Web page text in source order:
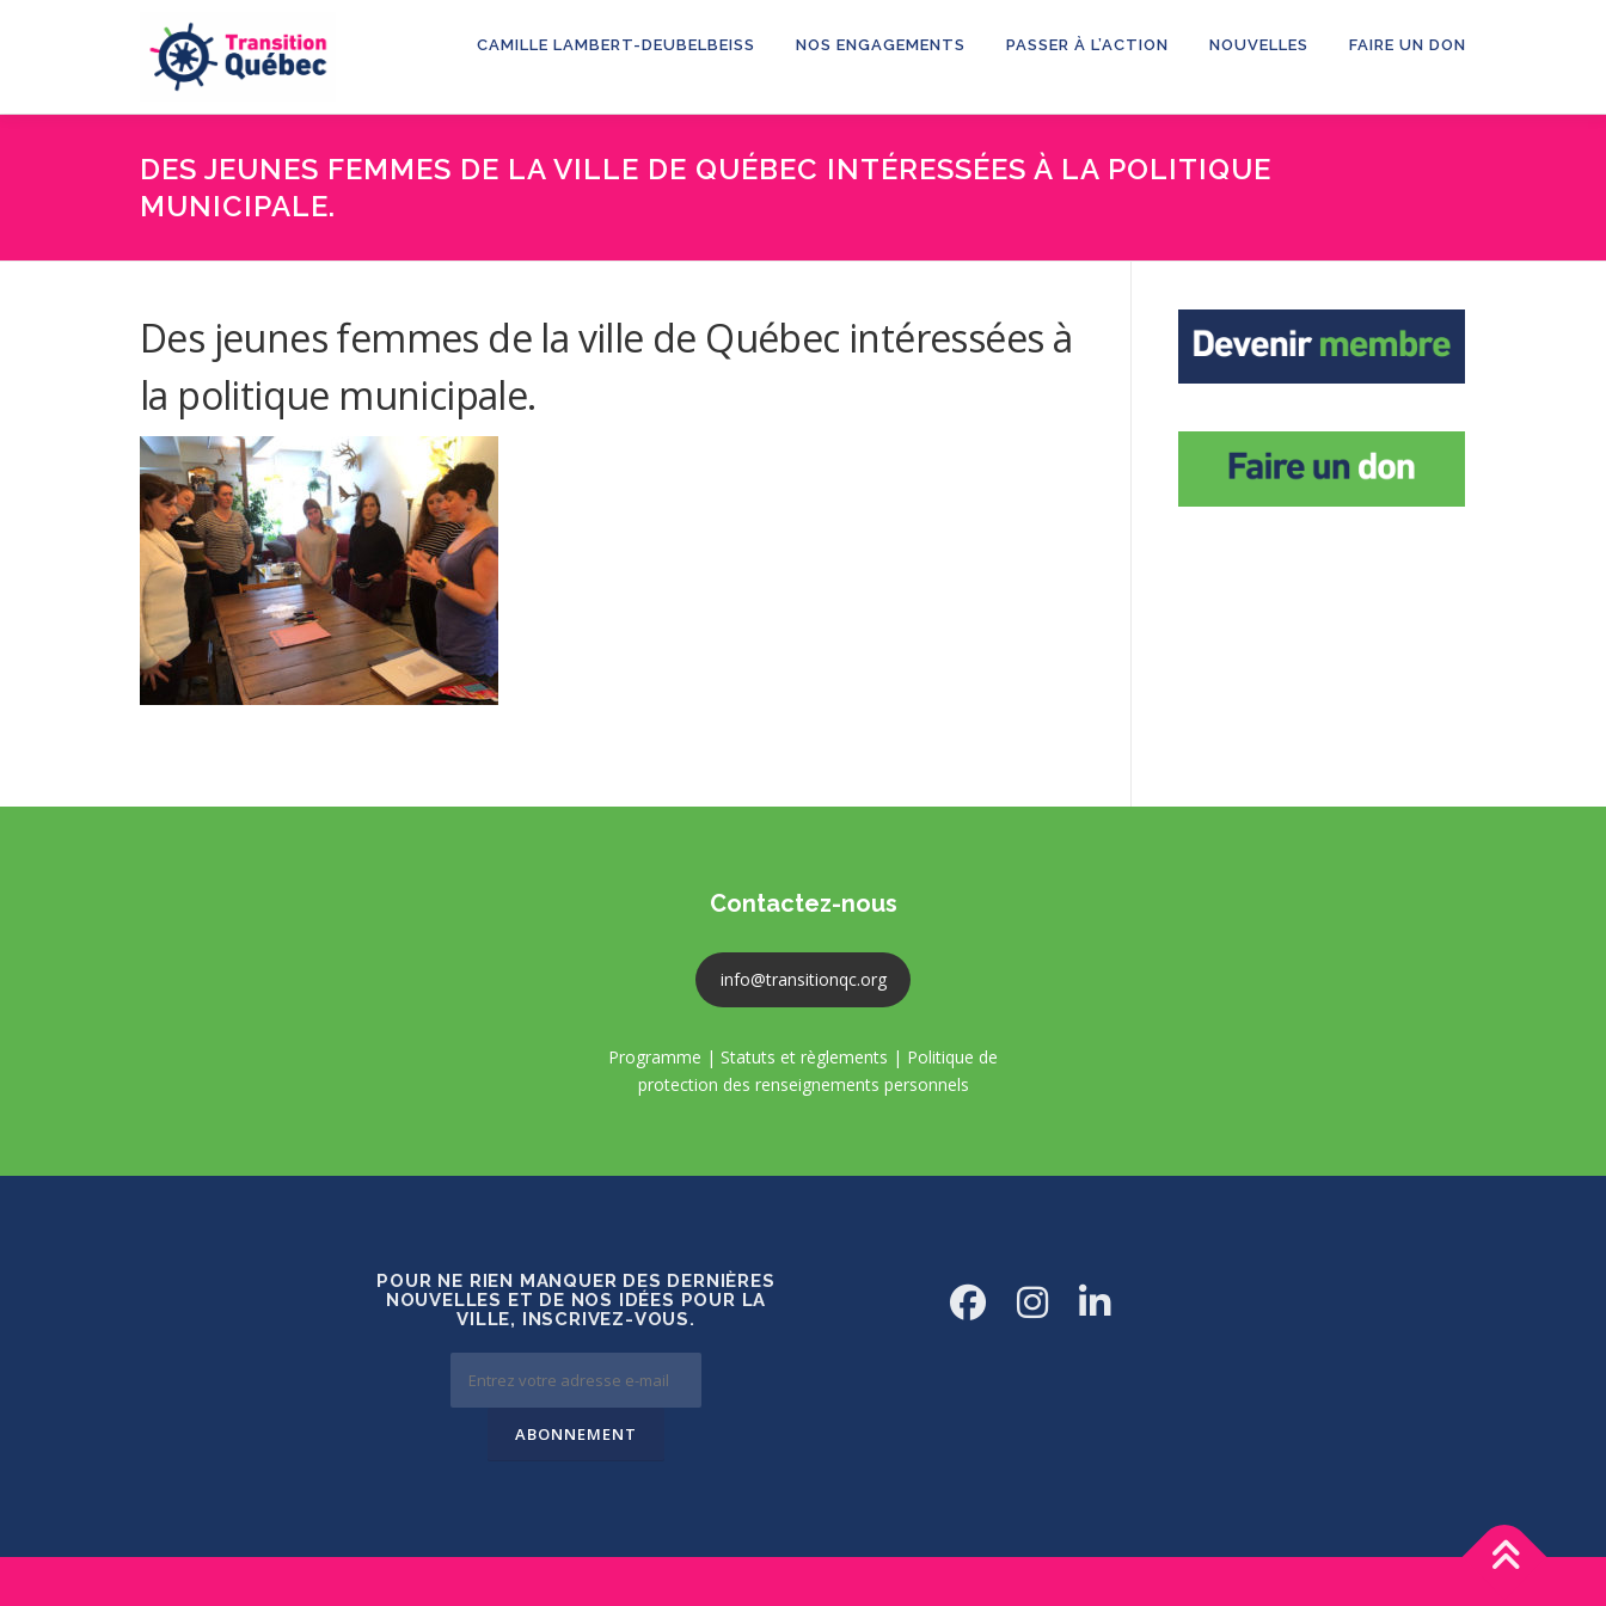
CAMILLE LAMBERT-DEUBELBEISS NOS ENGAGEMENTS PASSER À L’ACTION NOUVELLES FAIRE UN DON
DES JEUNES FEMMES DE LA VILLE DE QUÉBEC INTÉRESSÉES À LA POLITIQUE
MUNICIPALE.
Des jeunes femmes de la ville de Québec intéressées à
la politique municipale.
Contactez-nous
info@transitionqc.org
Programme | Statuts et règlements | Politique de
protection des renseignements personnels
POUR NE RIEN MANQUER DES DERNIÈRES
NOUVELLES ET DE NOS IDÉES POUR LA
VILLE, INSCRIVEZ-VOUS.